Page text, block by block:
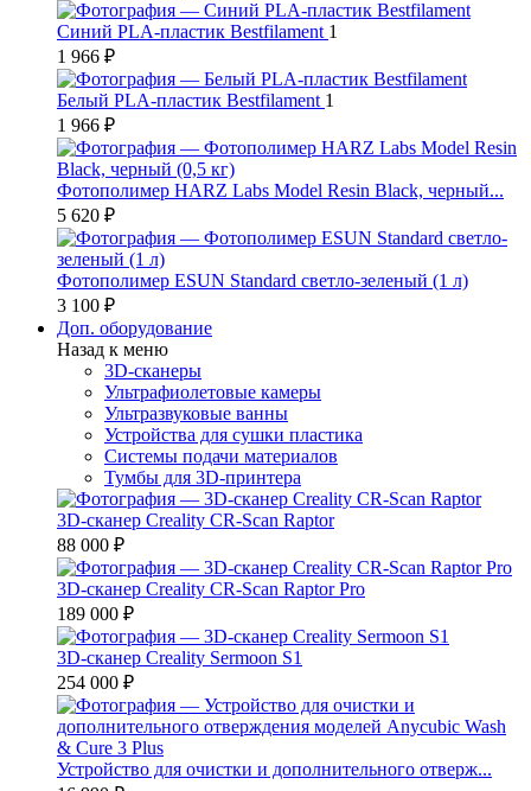
Синий PLA-пластик Bestfilament 1
1 966 ₽
Белый PLA-пластик Bestfilament 1
1 966 ₽
Фотополимер HARZ Labs Model Resin Black, черный...
5 620 ₽
Фотополимер ESUN Standard светло-зеленый (1 л)
3 100 ₽
Доп. оборудование
Назад к меню
3D-сканеры
Ультрафиолетовые камеры
Ультразвуковые ванны
Устройства для сушки пластика
Системы подачи материалов
Тумбы для 3D-принтера
3D-сканер Creality CR-Scan Raptor
88 000 ₽
3D-сканер Creality CR-Scan Raptor Pro
189 000 ₽
3D-сканер Creality Sermoon S1
254 000 ₽
Устройство для очистки и дополнительного отверж...